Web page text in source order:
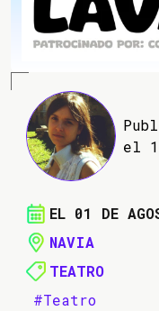
el
EL 01 DE
NAVIA
TEATRO
#Teatro